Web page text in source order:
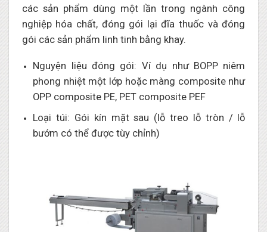
các sản phẩm dùng một lần trong ngành công
nghiệp hóa chất, đóng gói lại đĩa thuốc và đóng
gói các sản phẩm linh tinh bằng khay.
Nguyện liệu đóng gói: Ví dụ như BOPP niêm
phong nhiệt một lớp hoặc màng composite như
OPP composite PE, PET composite PEF
Loại túi: Gói kín mặt sau (lỗ treo lỗ tròn / lỗ
bướm có thể được tùy chỉnh)